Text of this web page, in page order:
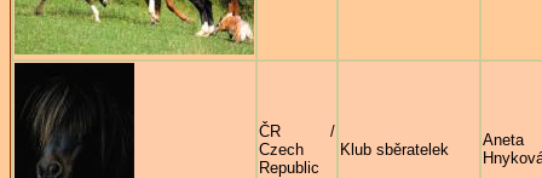
ČR /
Czech
Republic
Klub sběratelek
Aneta